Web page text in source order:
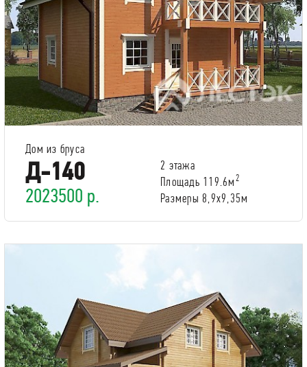
Дом из бруса
Д-140
2023500 р.
2 этажа
Площадь 119.6м2
Размеры 8,9х9,35м